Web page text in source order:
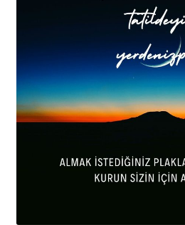
Metal
Diğer